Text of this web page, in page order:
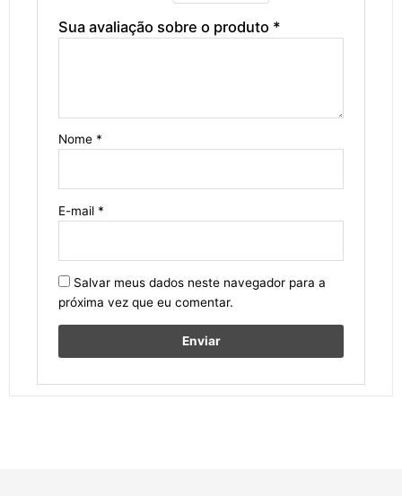
Sua avaliação sobre o produto *
Nome *
E-mail *
Salvar meus dados neste navegador para a
próxima vez que eu comentar.